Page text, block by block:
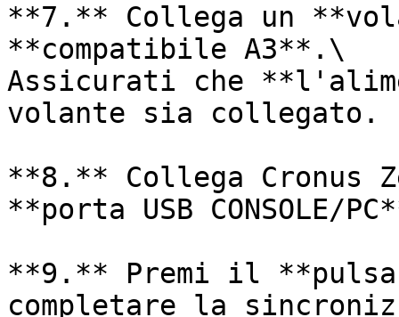
**7.** Collega un
**compatibile A3**.\
Assicurati che
volante sia collegato.
**8.** Collega Cronus
**porta USB CONSOLE/
**9.** Premi il
completare la